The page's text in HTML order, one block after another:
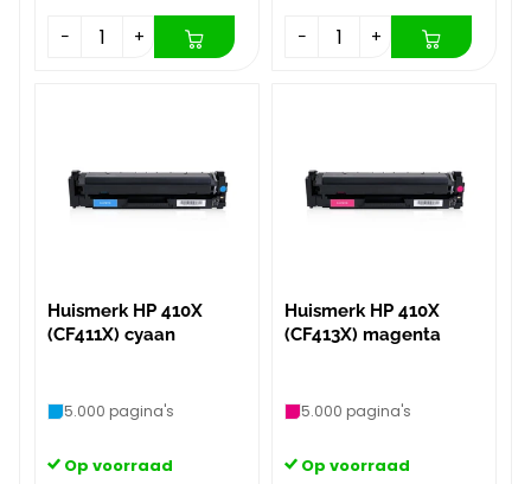
− + − +
Huismerk HP 410X
(CF411X) cyaan
5.000 pagina's
Op voorraad
Huismerk HP 410X
(CF413X) magenta
5.000 pagina's
Op voorraad